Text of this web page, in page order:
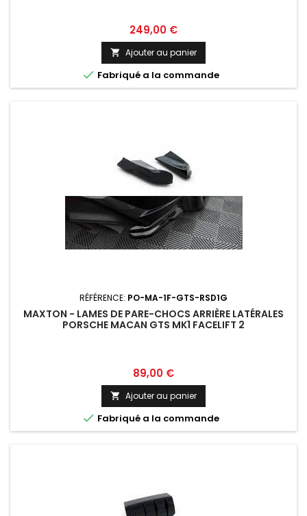
Prix
249,00 €
 Ajouter au panier
 Fabriqué a la commande
RÉFÉRENCE: PO-MA-1F-GTS-RSD1G
MAXTON - LAMES DE PARE-CHOCS ARRIÈRE LATÉRALES
PORSCHE MACAN GTS MK1 FACELIFT 2
Prix
89,00 €
 Ajouter au panier
 Fabriqué a la commande